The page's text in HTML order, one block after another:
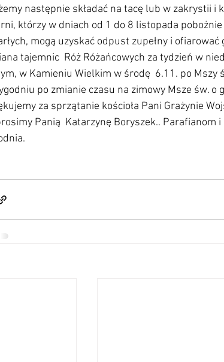
następnie składać na tacę lub w zakrystii i
którzy w dniach od 1 do 8 listopada
mogą uzyskać odpust zupełny i
tajemnic  Róż Różańcowych za tydzień w
w Kamieniu Wielkim w środę  6.11. po Mszy
po zmianie czasu na zimowy Msze św. o
za sprzątanie kościoła Pani Grażynie
Panią  Katarzynę Boryszek.. Parafianom i